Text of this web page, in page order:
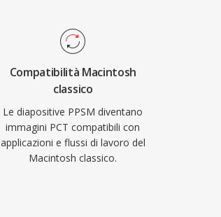
Compatibilità Macintosh
classico
Le diapositive PPSM diventano
immagini PCT compatibili con
applicazioni e flussi di lavoro del
Macintosh classico.